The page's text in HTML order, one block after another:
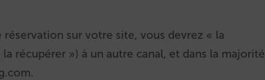
réservation sur votre site, vous devrez « la
récupérer ») à un autre canal, et dans la majorité